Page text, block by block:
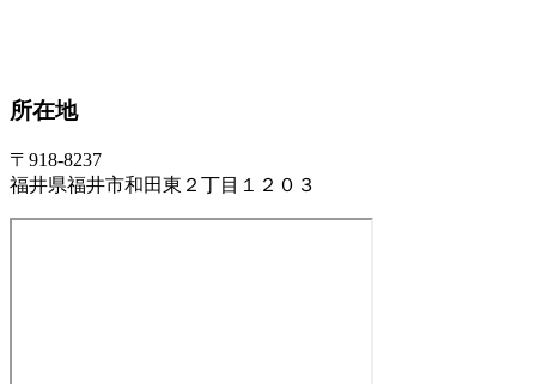
所在地
〒918-8237
福井県福井市和田東２丁目１２０３